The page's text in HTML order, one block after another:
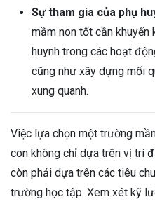
Sự tham gia của phụ
mầm non tốt cần khuyến
huynh trong các hoạt
cũng như xây dựng mối
xung quanh.
Việc lựa chọn một trường
con không chỉ dựa trên vị trí
còn phải dựa trên các tiêu
trường học tập. Xem xét kỹ